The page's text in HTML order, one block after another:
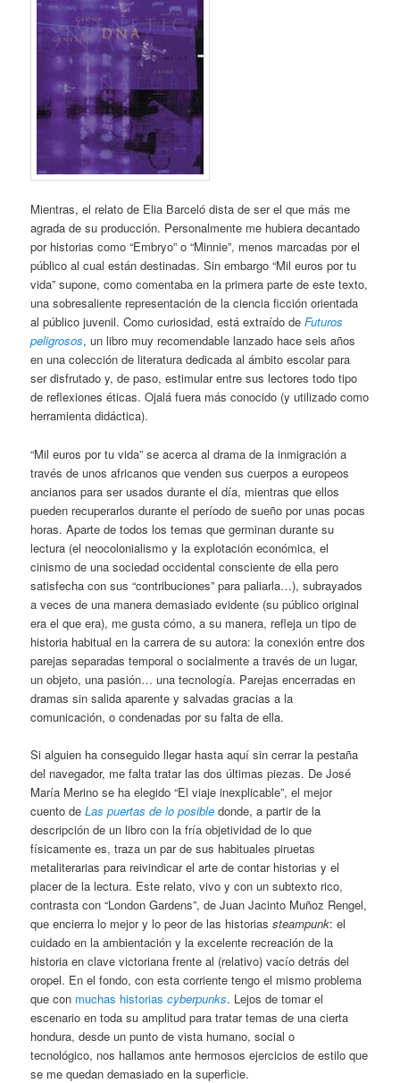
Mientras, el relato de Elia Barceló dista de ser el que más me
agrada de su producción. Personalmente me hubiera decantado
por historias como “Embryo” o “Minnie”, menos marcadas por el
público al cual están destinadas. Sin embargo “Mil euros por tu
vida” supone, como comentaba en la primera parte de este texto,
una sobresaliente representación de la ciencia ficción orientada
al público juvenil. Como curiosidad, está extraído deFuturos
peligrosos, un libro muy recomendable lanzado hace seis años
en una colección de literatura dedicada al ámbito escolar para
ser disfrutado y, de paso, estimular entre sus lectores todo tipo
de reflexiones éticas. Ojalá fuera más conocido (y utilizado como
herramienta didáctica).
“Mil euros por tu vida” se acerca al drama de la inmigración a
través de unos africanos que venden sus cuerpos a europeos
ancianos para ser usados durante el día, mientras que ellos
pueden recuperarlos durante el período de sueño por unas pocas
horas. Aparte de todos los temas que germinan durante su
lectura (el neocolonialismo y la explotación económica, el
cinismo de una sociedad occidental consciente de ella pero
satisfecha con sus “contribuciones” para paliarla…), subrayados
a veces de una manera demasiado evidente (su público original
era el que era), me gusta cómo, a su manera, refleja un tipo de
historia habitual en la carrera de su autora: la conexión entre dos
parejas separadas temporal o socialmente a través de un lugar,
un objeto, una pasión… una tecnología. Parejas encerradas en
dramas sin salida aparente y salvadas gracias a la
comunicación, o condenadas por su falta de ella.
Si alguien ha conseguido llegar hasta aquí sin cerrar la pestaña
del navegador, me falta tratar las dos últimas piezas. De José
María Merino se ha elegido “El viaje inexplicable”, el mejor
cuento deLas puertas de lo posible donde, a partir de la
descripción de un libro con la fría objetividad de lo que
físicamente es, traza un par de sus habituales piruetas
metaliterarias para reivindicar el arte de contar historias y el
placer de la lectura. Este relato, vivo y con un subtexto rico,
contrasta con “London Gardens”, de Juan Jacinto Muñoz Rengel,
que encierra lo mejor y lo peor de las historiassteampunk: el
cuidado en la ambientación y la excelente recreación de la
historia en clave victoriana frente al (relativo) vacío detrás del
oropel. En el fondo, con esta corriente tengo el mismo problema
que con muchas historiascyberpunks. Lejos de tomar el
escenario en toda su amplitud para tratar temas de una cierta
hondura, desde un punto de vista humano, social o
tecnológico, nos hallamos ante hermosos ejercicios de estilo que
se me quedan demasiado en la superficie.